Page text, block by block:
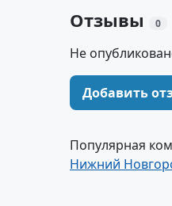
Отзывы 0
Не
Добавить
Популярная
Нижний